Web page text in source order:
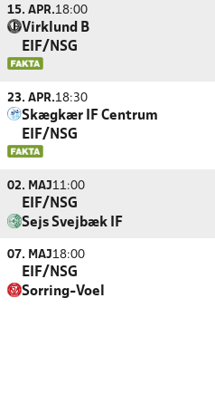
15. APR.18:00
Virklund B
EIF/NSG
23. APR.18:30
Skægkær IF Centrum
EIF/NSG
02. MAJ11:00
EIF/NSG
Sejs Svejbæk IF
07. MAJ18:00
EIF/NSG
Sorring-Voel